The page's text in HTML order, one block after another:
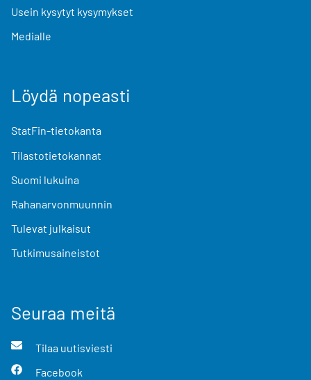
Usein kysytyt kysymykset
Medialle
Löydä nopeasti
StatFin-tietokanta
Tilastotietokannat
Suomi lukuina
Rahanarvonmuunnin
Tulevat julkaisut
Tutkimusaineistot
Seuraa meitä
Tilaa uutisviesti
Facebook